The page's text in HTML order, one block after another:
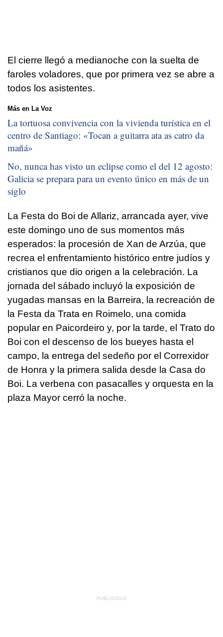
El cierre llegó a medianoche con la suelta de
faroles voladores, que por primera vez se abre a
todos los asistentes.
Más en La Voz
La tortuosa convivencia con la vivienda turística en el
centro de Santiago: «Tocan a guitarra ata as catro da
mañá»
No, nunca has visto un eclipse como el del 12 agosto:
Galicia se prepara para un evento único en más de un
siglo
La Festa do Boi de Allariz, arrancada ayer, vive
este domingo uno de sus momentos más
esperados: la procesión de Xan de Arzúa, que
recrea el enfrentamiento histórico entre judíos y
cristianos que dio origen a la celebración. La
jornada del sábado incluyó la exposición de
yugadas mansas en la Barreira, la recreación de
la Festa da Trata en Roimelo, una comida
popular en Paicordeiro y, por la tarde, el Trato do
Boi con el descenso de los bueyes hasta el
campo, la entrega del sedeño por el Correxidor
de Honra y la primera salida desde la Casa do
Boi. La verbena con pasacalles y orquesta en la
plaza Mayor cerró la noche.